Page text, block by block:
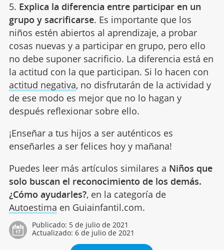
5. Explica la diferencia entre participar en un
grupo y sacrificarse. Es importante que los
niños estén abiertos al aprendizaje, a probar
cosas nuevas y a participar en grupo, pero ello
no debe suponer sacrificio. La diferencia está en
la actitud con la que participan. Si lo hacen con
actitud negativa, no disfrutarán de la actividad y
de ese modo es mejor que no lo hagan y
después reflexionar sobre ello.
¡Enseñar a tus hijos a ser auténticos es
enseñarles a ser felices hoy y mañana!
Puedes leer más artículos similares a Niños que
solo buscan el reconocimiento de los demás.
¿Cómo ayudarles?, en la categoría de
Autoestima en Guiainfantil.com.
Publicado: 5 de julio de 2021
Actualizado: 6 de julio de 2021